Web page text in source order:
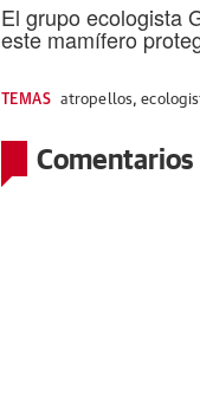
El grupo ecologista
este mamífero
TEMAS atropellos,
Comentarios